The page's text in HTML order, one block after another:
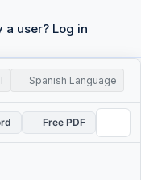
a user? Log in
Spanish Language
Free PDF